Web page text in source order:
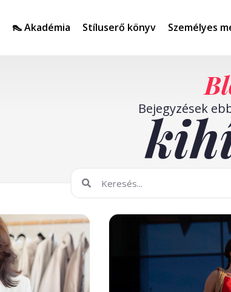
👠 Akadémia Stíluserő könyv Személyes
Bejegyzések